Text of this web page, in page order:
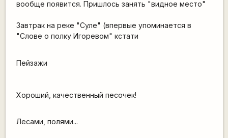
вообще появится. Пришлось занять "видное место"
Завтрак на реке "Суле" (впервые упоминается в
"Слове о полку Игоревом" кстати
Пейзажи
Хороший, качественный песочек!
Лесами, полями...